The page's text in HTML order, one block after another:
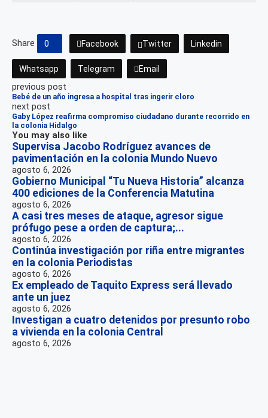
Share 0 Facebook Twitter Linkedin
Whatsapp Telegram Email
previous post
Bebé de un año ingresa a hospital tras ingerir cloro
next post
Gaby López reafirma compromiso ciudadano durante recorrido en
la colonia Hidalgo
You may also like
Supervisa Jacobo Rodríguez avances de
pavimentación en la colonia Mundo Nuevo
agosto 6, 2026
Gobierno Municipal “Tu Nueva Historia” alcanza
400 ediciones de la Conferencia Matutina
agosto 6, 2026
A casi tres meses de ataque, agresor sigue
prófugo pese a orden de captura;...
agosto 6, 2026
Continúa investigación por riña entre migrantes
en la colonia Periodistas
agosto 6, 2026
Ex empleado de Taquito Express será llevado
ante un juez
agosto 6, 2026
Investigan a cuatro detenidos por presunto robo
a vivienda en la colonia Central
agosto 6, 2026